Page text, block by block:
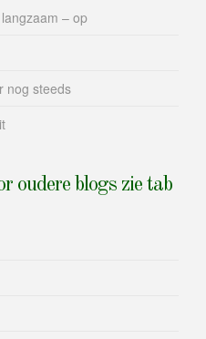
– op
nog steeds
oudere blogs zie tab